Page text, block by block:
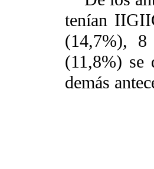
tenían
(14,7%),
(11,8%) se
demás